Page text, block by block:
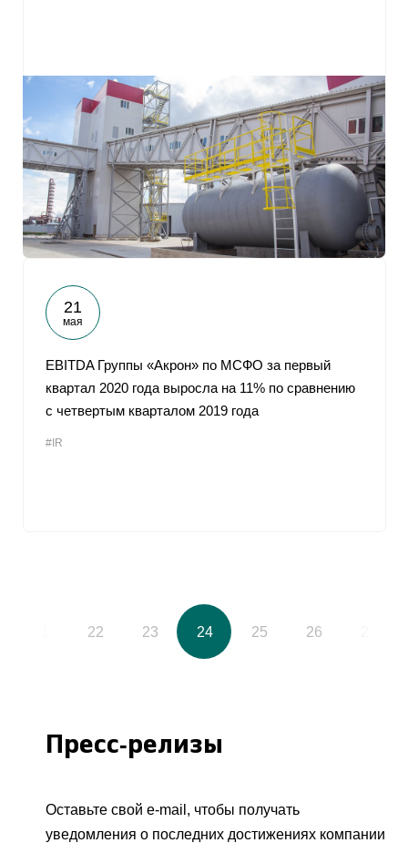
21
мая
EBITDA Группы «Акрон» по МСФО за первый
квартал 2020 года выросла на 11% по сравнению
с четвертым кварталом 2019 года
#IR
22 23 24 25 26
Пресс-релизы
Оставьте свой e-mail, чтобы получать
уведомления о последних достижениях компании